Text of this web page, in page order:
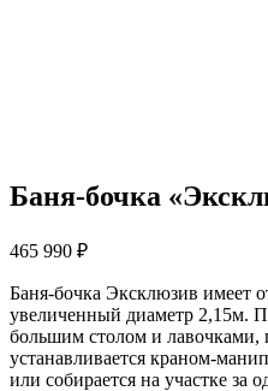
Баня-бочка
465 990 ₽
Баня-бочка Эксклюзив имеет
увеличенный диаметр 2,15м.
большим столом и лавочками,
устанавливается краном-
или собирается на участке за